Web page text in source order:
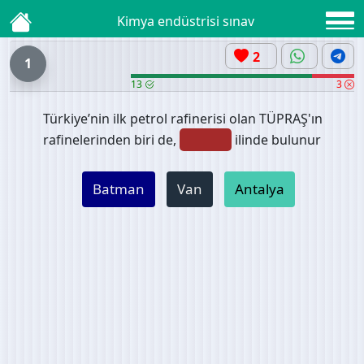
Kimya endüstrisi sınav
1 2
13 3
Türkiye’nin ilk petrol rafinerisi olan TÜPRAŞ'ın
rafinelerinden biri de,
ilinde bulunur
Batman Van Antalya